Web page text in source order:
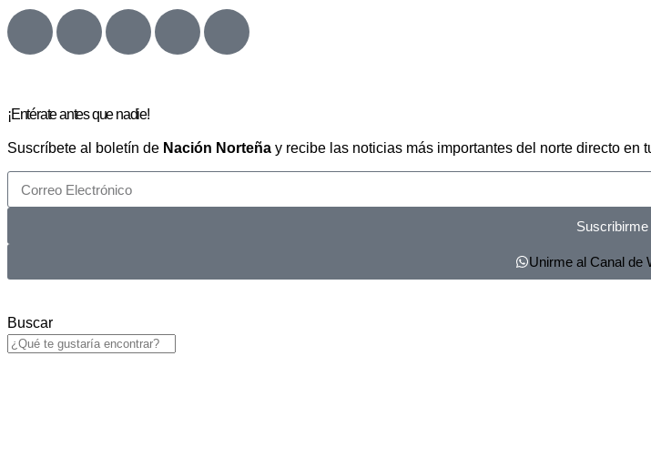
¡Entérate antes que nadie!
Suscríbete al boletín de Nación Norteña y recibe las noticias más importantes del norte directo en
Suscribirme
Unirme al Canal de
Buscar